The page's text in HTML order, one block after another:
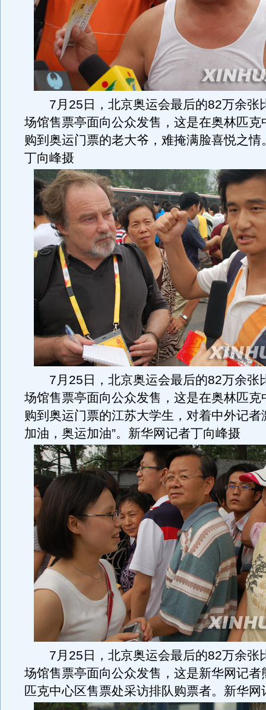
7月25日，北京奥运会最后的82万余张
场馆售票亭面向公众发售，这是在奥林匹克
购到奥运门票的老大爷，难掩满脸喜悦之情
丁向峰摄
7月25日，北京奥运会最后的82万余张
场馆售票亭面向公众发售，这是在奥林匹克
购到奥运门票的江苏大学生，对着中外记者
加油，奥运加油”。新华网记者丁向峰摄
7月25日，北京奥运会最后的82万余张
场馆售票亭面向公众发售，这是新华网记者
匹克中心区售票处采访排队购票者。新华网